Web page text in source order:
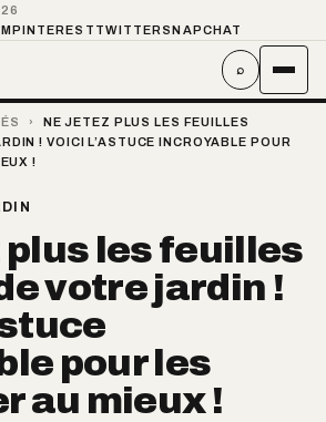
PINTEREST TWITTER SNAPCHAT
⌕
›
NE JETEZ PLUS LES FEUILLES
! VOICI L’ASTUCE INCROYABLE POUR
!
plus les feuilles
votre jardin !
pour les
au mieux !